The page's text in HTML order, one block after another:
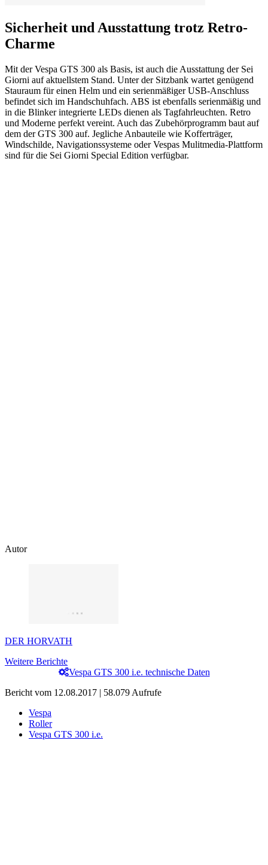
Sicherheit und Ausstattung trotz Retro-
Charme
Mit der Vespa GTS 300 als Basis, ist auch die Ausstattung der Sei
Giorni auf aktuellstem Stand. Unter der Sitzbank wartet genügend
Stauraum für einen Helm und ein serienmäßiger USB-Anschluss
befindet sich im Handschuhfach. ABS ist ebenfalls serienmäßig und
in die Blinker integrierte LEDs dienen als Tagfahrleuchten. Retro
und Moderne perfekt vereint. Auch das Zubehörprogramm baut auf
dem der GTS 300 auf. Jegliche Anbauteile wie Kofferträger,
Windschilde, Navigationssysteme oder Vespas Mulitmedia-Plattform
sind für die Sei Giorni Special Edition verfügbar.
Autor
DER HORVATH
Weitere Berichte
Vespa GTS 300 i.e. technische Daten
Bericht vom 12.08.2017 | 58.079 Aufrufe
Vespa
Roller
Vespa GTS 300 i.e.